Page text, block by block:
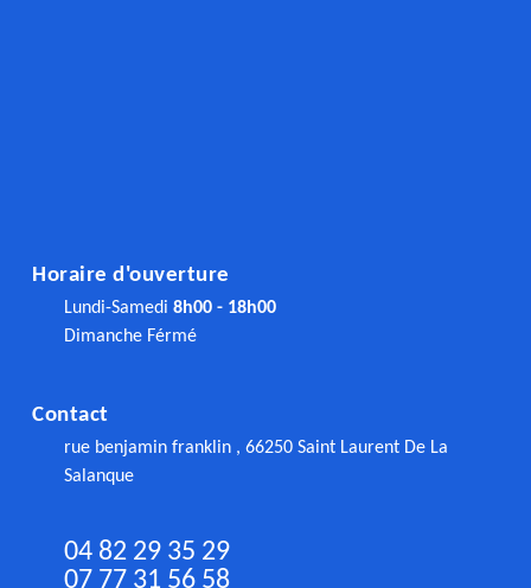
Horaire d'ouverture
Lundi-Samedi 8h00 - 18h00
Dimanche Férmé
Contact
rue benjamin franklin , 66250 Saint Laurent De La
Salanque
04 82 29 35 29
07 77 31 56 58